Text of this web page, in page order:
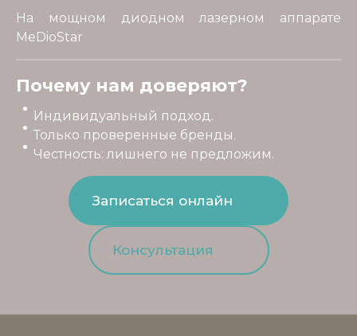
На мощном диодном лазерном аппарате
MeDioStar
Почему нам доверяют?
Индивидуальный подход.
Только проверенные бренды.
Честность: лишнего не предложим.
Записаться онлайн
Консультация